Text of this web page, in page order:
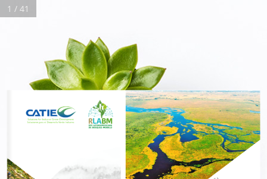
Real 3D Flipbook has lightbox feature - book can be displayed in
Click on a book cover to start reading.
1 / 41